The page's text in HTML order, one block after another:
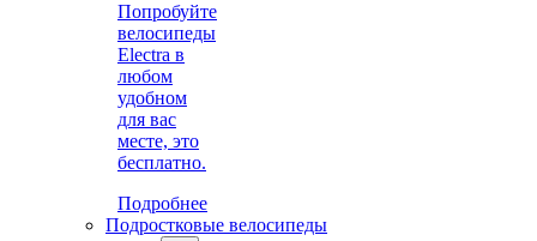
Попробуйте
велосипеды
Electra в
любом
удобном
для вас
месте, это
бесплатно.
Подробнее
Подростковые велосипеды